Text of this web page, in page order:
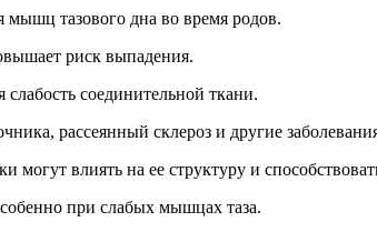
тазового дна во время родов.
риск выпадения.
соединительной ткани.
рассеянный склероз и другие
могут влиять на ее структуру и
при слабых мышцах таза.